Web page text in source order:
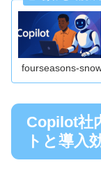
fourseasons-
Copilot社
トと導入